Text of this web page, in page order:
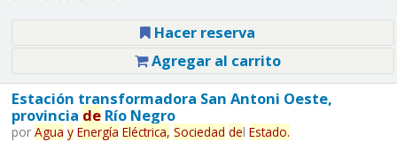
Hacer reserva
Agregar al carrito
Estación transformadora San Antoni Oeste,
provincia deRío Negro
por Agua y Energía Eléctrica, Sociedad del Estado.